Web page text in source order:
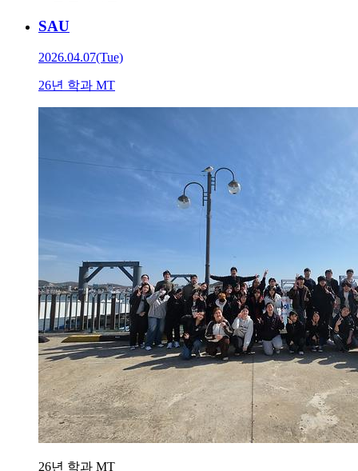
SAU
2026.04.07(Tue)
26년 학과 MT
26년 학과 MT